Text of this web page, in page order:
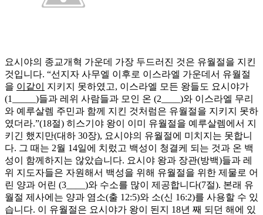
요시야의 종교개혁 가운데 가장 두드러진 것은 유월절을 지킨
것입니다. “선지자 사무엘 이후로 이스라엘 가운데서 유월절
을 이같이
지키지 못하였고, 이스라엘 모든 왕들도 요시야가
(1_____)들과 레위 사람들과 모인 온 (2____)와 이스라엘 무리
와 예루살렘 주민과 함께 지킨 것처럼은 유월절을 지키지 못하
였더라.”(18절) 히스기야 왕이 이미 유월절을 예루살렘에서 지
키긴 했지만(대하 30장), 요시야의 유월절에 미치지는 못합니
다. 그 때는 2월 14일에 치렀고 백성이 청결케 되는 것과 온 백
성이 함께하지는 않았습니다. 요시야 왕과 장관(방백)들과 레
위 지도자들은 자원해서 백성을 위해 유월절을 위한 제물로 어
린 양과 어린 (3____)와 수소를 많이 제공합니다(7절). 본래 유
월절 제사에는 양과 염소(출 12:5)와 소(신 16:2)를 사용할 수 있
습니다. 이 유월절은 요시야가 왕이 된지 18년 째 되던 해에 있